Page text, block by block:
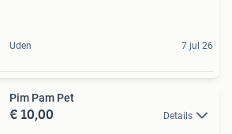
Uden 7 jul 26
Pim Pam Pet
€ 10,00 Details